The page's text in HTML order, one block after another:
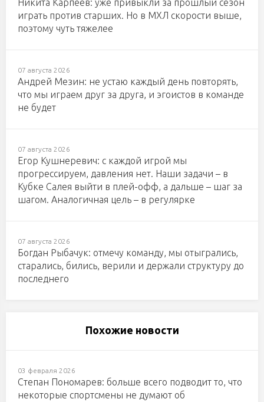
Никита Карпеев: уже привыкли за прошлый сезон
играть против старших. Но в МХЛ скорости выше,
поэтому чуть тяжелее
07 августа 2026
Андрей Мезин: не устаю каждый день повторять,
что мы играем друг за друга, и эгоистов в команде
не будет
07 августа 2026
Егор Кушнеревич: с каждой игрой мы
прогрессируем, давления нет. Наши задачи – в
Кубке Салея выйти в плей-офф, а дальше – шаг за
шагом. Аналогичная цель – в регулярке
07 августа 2026
Богдан Рыбачук: отмечу команду, мы отыгрались,
старались, бились, верили и держали структуру до
последнего
Похожие новости
03 февраля 2026
Степан Пономарев: больше всего подводит то, что
некоторые спортсмены не думают об